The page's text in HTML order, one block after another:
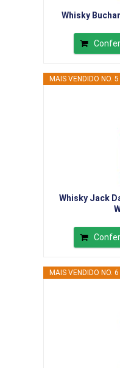
Whisky
MAIS VENDIDO NO. 5
Whisky Jack
MAIS VENDIDO NO. 6